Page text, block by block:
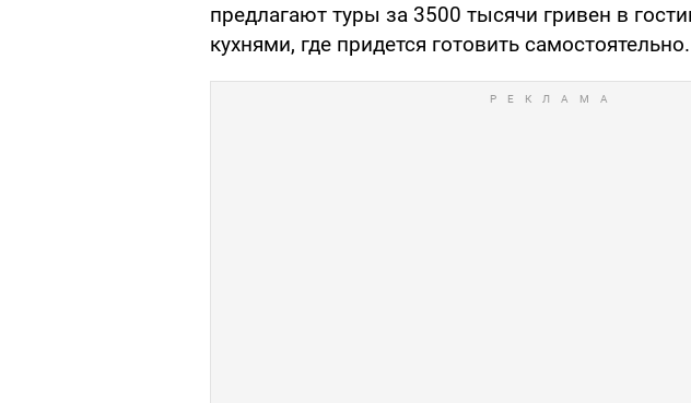
предлагают туры за 3500 тысячи гривен в
кухнями, где придется готовить самостоятельно.